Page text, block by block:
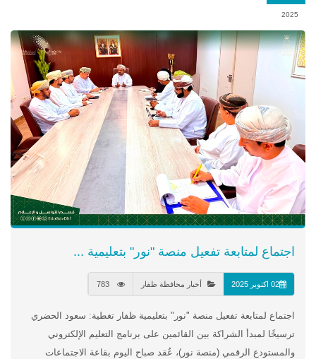
2025
اجتماع لمتابعة تفعيل منصة "نور" بتعليمية ...
02 اكتوبر 2025 أخبار محافظة ظفار
اجتماع لمتابعة تفعيل منصة "نور" بتعليمية ظفار تغطية: سعود الحضري
ترسيخًا لمبدأ الشراكة بين القائمين على برنامج التعليم الإلكتروني
والمستودع الرقمي (منصة نور)، عُقد صباح اليوم بقاعة الاجتماعات